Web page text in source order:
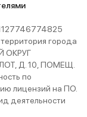
города
ОКРУГ
Д. 10, ПОМЕЩ.
по
лицензий на ПО.
деятельности